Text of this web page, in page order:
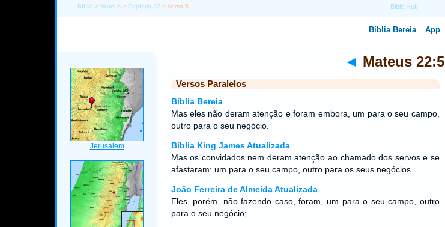
Bíblia > Mateus >Capítulo 22 > Verso 5
◄ Mateus 22:5
Versos Paralelos
Bíblia Bereia
Mas eles não deram atenção e foram embora, um para o seu campo,
outro para o seu negócio.
Bíblia King James Atualizada
Mas os convidados nem deram atenção ao chamado dos servos e se
afastaram: um para o seu campo, outro para os seus negócios.
João Ferreira de Almeida Atualizada
Eles, porém, não fazendo caso, foram, um para o seu campo, outro
para o seu negócio;